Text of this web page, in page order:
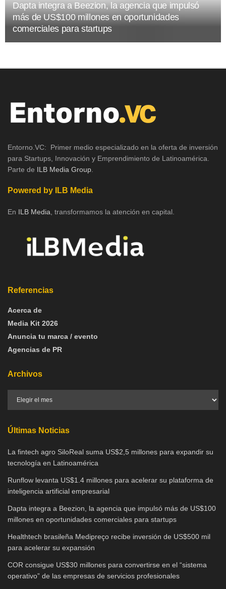
Dapta integra a Beezion, la agencia que impulsó
más de US$100 millones en oportunidades
comerciales para startups
Entorno.VC: Primer medio especializado en la oferta de inversión
para Startups, Innovación y Emprendimiento de Latinoamérica.
Parte de ILB Media Group
Powered by ILB Media
En ILB Media , transformamos la atención en capital.
Referencias
Acerca de
Media Kit 2026
Anuncia tu marca / evento
Agencias de PR
Archivos
Últimas Noticias
La fintech agro SiloReal suma US$2,5 millones para expandir su
tecnología en Latinoamérica
Runflow levanta US$1.4 millones para acelerar su plataforma de
inteligencia artificial empresarial
Dapta integra a Beezion, la agencia que impulsó más de US$100
millones en oportunidades comerciales para startups
Healthtech brasileña Medipreço recibe inversión de US$500 mil
para acelerar su expansión
COR consigue US$30 millones para convertirse en el “sistema
operativo” de las empresas de servicios profesionales